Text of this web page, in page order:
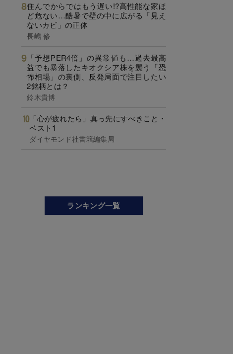
住んでからではもう遅い!?高性能な家ほ
ど危ない…酷暑で壁の中に広がる「見え
ないカビ」の正体
長嶋 修
「予想PER4倍」の異常値も…過去最高
益でも暴落したキオクシア株を襲う「恐
怖相場」の裏側、反発局面で注目したい
2銘柄とは？
鈴木貴博
「心が疲れたら」真っ先にすべきこと・
ベスト1
ダイヤモンド社書籍編集局
ランキング一覧